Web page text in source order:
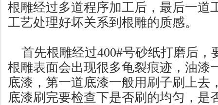
根雕经过多道程序加工后，最后一道
工艺处理好坏关系到根雕的质感。
首先根雕经过400#号砂纸打磨后，
根雕表面会出现很多龟裂痕迹，油漆
底漆，第一道底漆一般用刷子刷上去
底漆刷完要检查下是否刷的均匀，是